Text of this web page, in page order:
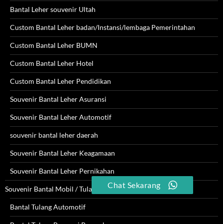
Bantal Leher souvenir Ultah
Custom Bantal Leher badan/Instansi/lembaga Pemerintahan
Custom Bantal Leher BUMN
Custom Bantal Leher Hotel
Custom Bantal Leher Pendidikan
Souvenir Bantal Leher Asuransi
Souvenir Bantal Leher Automotif
souvenir bantal leher daerah
Souvenir Bantal Leher Keagamaan
Souvenir Bantal Leher Pernikahan
Souvenir Bantal Mobil / Tulang
Bantal Tulang Automotif
Chat Sekarang